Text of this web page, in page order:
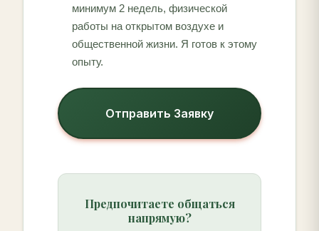
минимум 2 недель, физической
работы на открытом воздухе и
общественной жизни. Я готов к этому
опыту.
Отправить Заявку
Предпочитаете общаться
напрямую?